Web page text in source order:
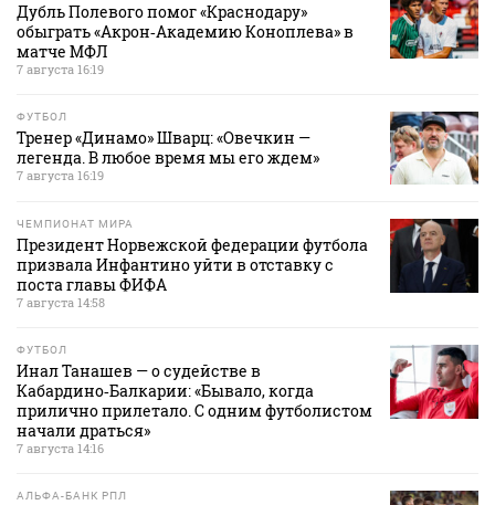
Дубль Полевого помог «Краснодару»
обыграть «Акрон‑Академию Коноплева» в
матче МФЛ
7 августа 16:19
ФУТБОЛ
Тренер «Динамо» Шварц: «Овечкин —
легенда. В любое время мы его ждем»
7 августа 16:19
ЧЕМПИОНАТ МИРА
Президент Норвежской федерации футбола
призвала Инфантино уйти в отставку с
поста главы ФИФА
7 августа 14:58
ФУТБОЛ
Инал Танашев — о судействе в
Кабардино‑Балкарии: «Бывало, когда
прилично прилетало. С одним футболистом
начали драться»
7 августа 14:16
АЛЬФА-БАНК РПЛ